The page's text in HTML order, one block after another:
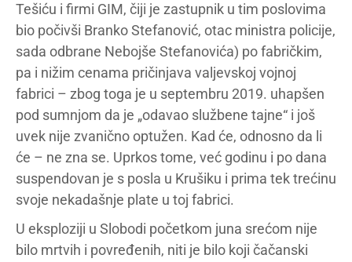
Tešiću i firmi GIM, čiji je zastupnik u tim poslovima
bio počivši Branko Stefanović, otac ministra policije,
sada odbrane Nebojše Stefanovića) po fabričkim,
pa i nižim cenama pričinjava valjevskoj vojnoj
fabrici – zbog toga je u septembru 2019. uhapšen
pod sumnjom da je „odavao službene tajne“ i još
uvek nije zvanično optužen. Kad će, odnosno da li
će – ne zna se. Uprkos tome, već godinu i po dana
suspendovan je s posla u Krušiku i prima tek trećinu
svoje nekadašnje plate u toj fabrici.
U eksploziji u Slobodi početkom juna srećom nije
bilo mrtvih i povređenih, niti je bilo koji čačanski